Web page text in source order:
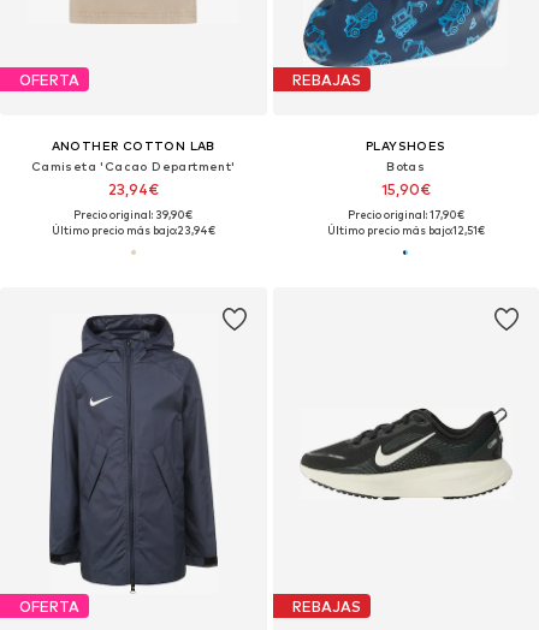
OFERTA
ANOTHER COTTON LAB
Camiseta 'Cacao Department'
23,94€
Precio original: 39,90€
Último precio más bajo:23,94€
REBAJAS
PLAYSHOES
Botas
15,90€
Precio original: 17,90€
Último precio más bajo:12,51€
OFERTA REBAJAS